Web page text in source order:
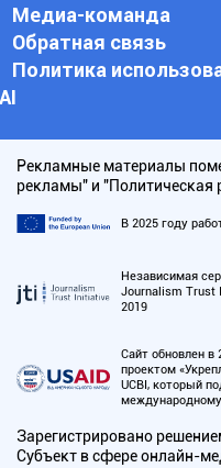
Медиа-команда
Обратная связь
Политика
АI
Рекламные материалы
рекламы" и "Политическая
В 2025 году
Независимая
Journalism Trust
2019
Сайт обновлен в
проектом
UCBI, который
Зарегистрировано
Субъект в сфере онлайн-